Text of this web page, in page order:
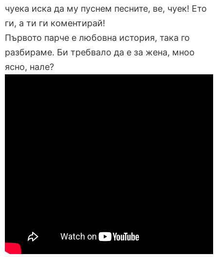
чуека иска да му пуснем песните, ве, чуек! Ето
ги, а ти ги коментирай!
Първото парче е любовна история, така го
разбираме. Би требвало да е за жена, мноо
ясно, нале?